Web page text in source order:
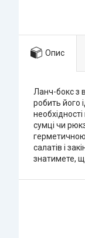
Опис
Ланч-бокс з
робить його
сумці чи
герметичною
салатів і
знатимете,